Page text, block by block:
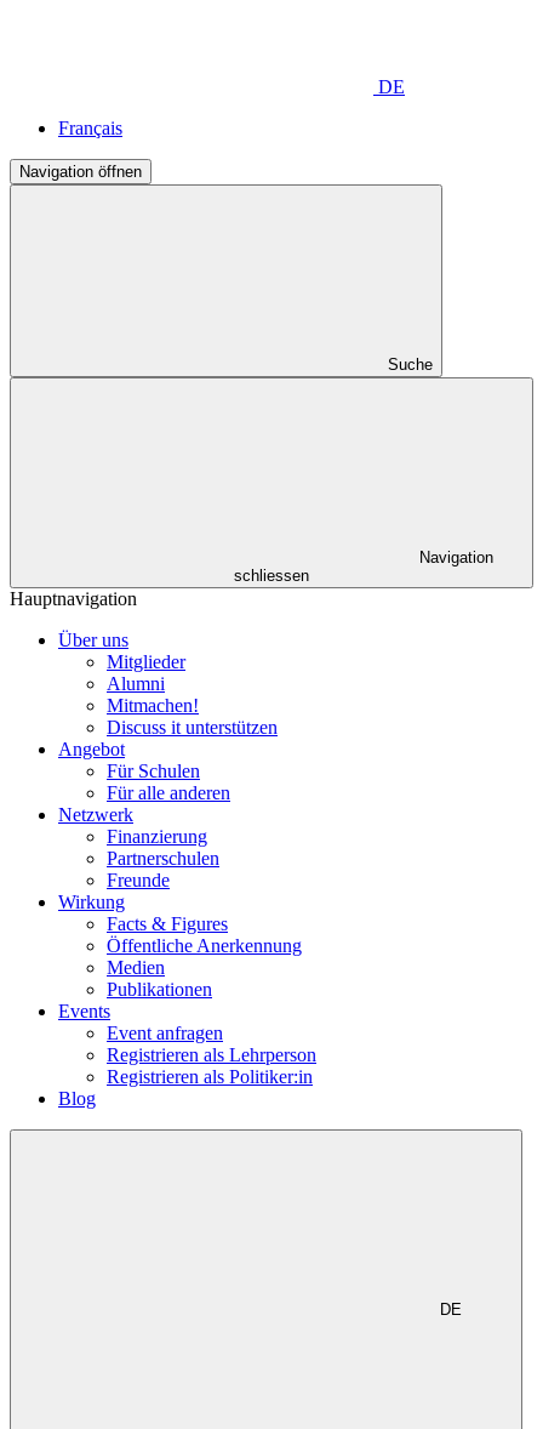
DE
Français
Navigation öffnen
Suche
Navigation
schliessen
Hauptnavigation
Über uns
Mitglieder
Alumni
Mitmachen!
Discuss it unterstützen
Angebot
Für Schulen
Für alle anderen
Netzwerk
Finanzierung
Partnerschulen
Freunde
Wirkung
Facts & Figures
Öffentliche Anerkennung
Medien
Publikationen
Events
Event anfragen
Registrieren als Lehrperson
Registrieren als Politiker:in
Blog
DE